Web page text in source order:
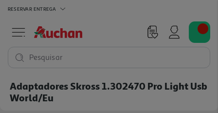
RESERVAR ENTREGA
Pesquisar
Adaptadores Skross 1.302470 Pro Light Usb
World/eu